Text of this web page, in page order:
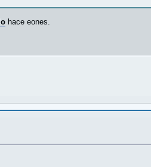
hace eones.